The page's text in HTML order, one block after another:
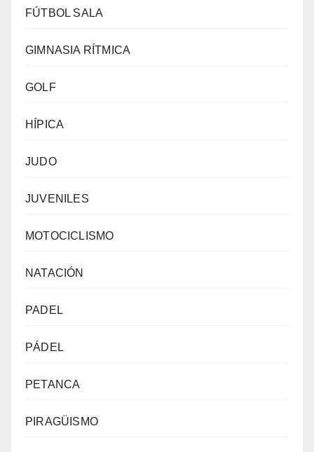
FÚTBOL SALA
GIMNASIA RÍTMICA
GOLF
HÍPICA
JUDO
JUVENILES
MOTOCICLISMO
NATACIÓN
PADEL
PÁDEL
PETANCA
PIRAGÜISMO